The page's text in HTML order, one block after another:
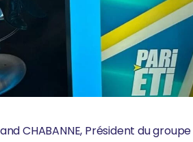
CHABANNE, Président du groupe